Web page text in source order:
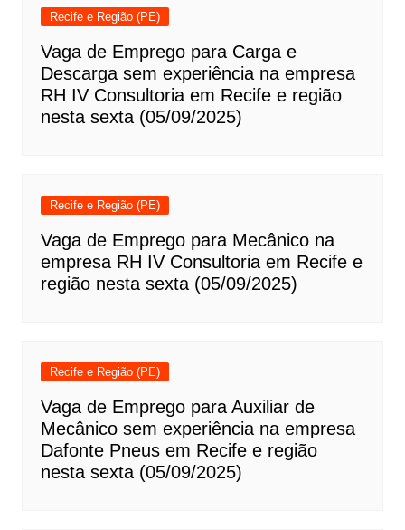
Recife e Região (PE)
Vaga de Emprego para Carga e
Descarga sem experiência na empresa
RH IV Consultoria em Recife e região
nesta sexta (05/09/2025)
Recife e Região (PE)
Vaga de Emprego para Mecânico na
empresa RH IV Consultoria em Recife e
região nesta sexta (05/09/2025)
Recife e Região (PE)
Vaga de Emprego para Auxiliar de
Mecânico sem experiência na empresa
Dafonte Pneus em Recife e região
nesta sexta (05/09/2025)